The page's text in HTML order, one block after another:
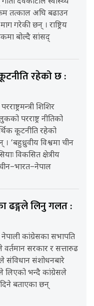
तत्काल अघि बढाउन
गरेकी छन् । राष्ट्रिय
बोल्दै सांसद्
कूटनीति रहेको छ :
शिशिर
परराष्ट्र नीतिको
कूटनीति रहेको
‘बहुध्रुवीय विश्वमा चीन
विकसित क्षेत्रीय
ढङ्गले लिनु गलत :
कांग्रेसका सभापति
सरकार र सत्तारुढ
संविधान संशोधनबारे
लिएको भन्दै कांग्रेसले
बताएका छन्